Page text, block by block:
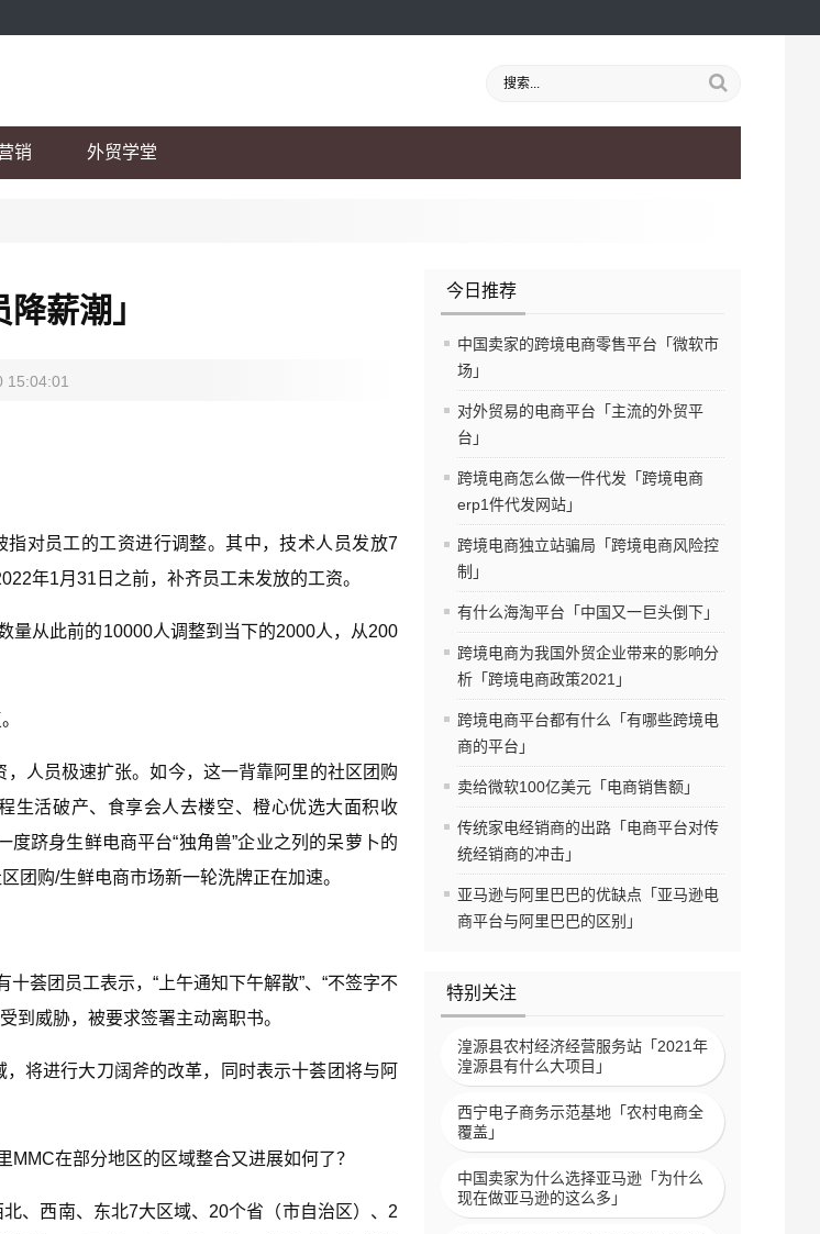
销 外贸学堂
今日推荐
中国卖家的跨境电商零售平台「微软市
场」
对外贸易的电商平台「主流的外贸平
台」
跨境电商怎么做一件代发「跨境电商
erp1件代发网站」
跨境电商独立站骗局「跨境电商风险控
制」
有什么海淘平台「中国又一巨头倒下」
跨境电商为我国外贸企业带来的影响分
析「跨境电商政策2021」
跨境电商平台都有什么「有哪些跨境电
商的平台」
卖给微软100亿美元「电商销售额」
传统家电经销商的出路「电商平台对传
统经销商的冲击」
亚马逊与阿里巴巴的优缺点「亚马逊电
商平台与阿里巴巴的区别」
特别关注
湟源县农村经济经营服务站「2021年
湟源县有什么大项目」
西宁电子商务示范基地「农村电商全
覆盖」
中国卖家为什么选择亚马逊「为什么
现在做亚马逊的这么多」
薪潮」
15:04:01
对员工的工资进行调整。其中，技术人员发放7
年1月31日之前，补齐员工未发放的工资。
量从此前的10000人调整到当下的2000人，从200
人员极速扩张。如今，这一背靠阿里的社区团购
生活破产、食享会人去楼空、橙心优选大面积收
度跻身生鲜电商平台“独角兽”企业之列的呆萝卜的
团购/生鲜电商市场新一轮洗牌正在加速。
荟团员工表示，“上午通知下午解散”、“不签字不
到威胁，被要求签署主动离职书。
将进行大刀阔斧的改革，同时表示十荟团将与阿
在部分地区的区域整合又进展如何了？
、西南、东北7大区域、20个省（市自治区）、2